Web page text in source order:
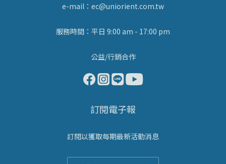
e-mail：ec@uniorient.com.tw
服務時間：平日 9:00 am - 17:00 pm
公益/行銷合作
訂閱電子報
訂閱以獲取每期最新活動消息